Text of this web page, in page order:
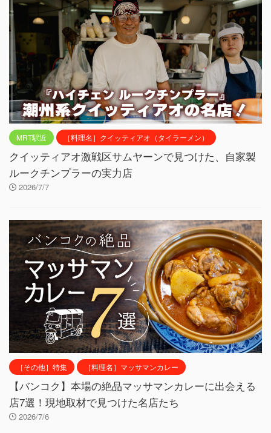
MRT駅近 ［料理名］クイッティアオ（タイラーメン）
クイッティアオ激戦区サムヤーンで見つけた、自家製
ルークチンプラーの実力店
2026/7/7
［その他］特集 ［料理名］マッサマンカレー
【バンコク】本場の絶品マッサマンカレーに出会える
店7選！現地取材で見つけた名店たち
2026/7/6